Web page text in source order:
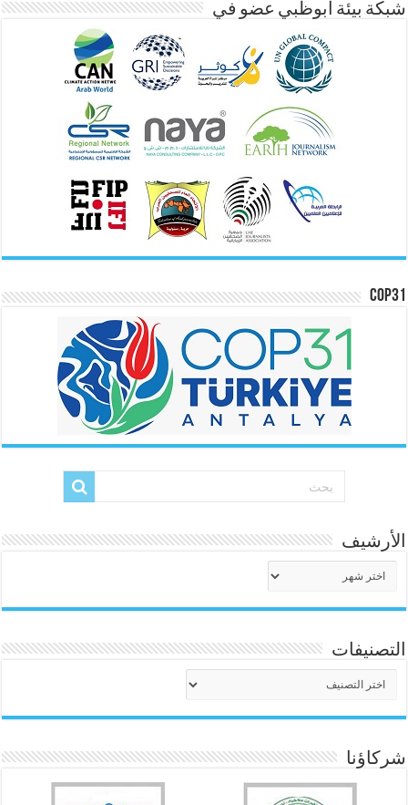
شبكة بيئة ابوظبي عضو في
COP31
الأرشيف
التصنيفات
شركاؤنا